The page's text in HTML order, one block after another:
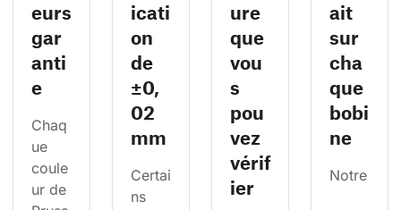
eurs
gar
anti
e
Chaq
ue
coule
ur de
icati
on
de
±0,
02
mm
Certai
ns
ure
que
vou
s
pou
vez
vérif
ier
ait
sur
cha
que
bobi
ne
Notre